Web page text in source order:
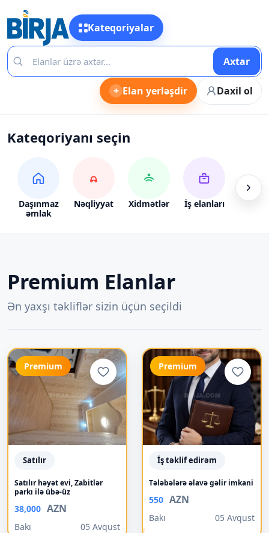
Kateqoriyalar
Axtar
+ Elan yerləşdir Daxil ol
Kateqoriyanı seçin
Daşınmaz
əmlak
Nəqliyyat Xidmətlər İş elanları Alış-
Premium Elanlar
Ən yaxşı təkliflər sizin üçün seçildi
Premium
Satılır
Satılır həyət evi, Zabitlər
parkı ilə übə-üz
38,000 AZN
Bakı 05 Avqust
Premium
İş təklif edirəm
Tələbələrə əlavə gəlir imkani
550 AZN
Bakı 05 Avqust